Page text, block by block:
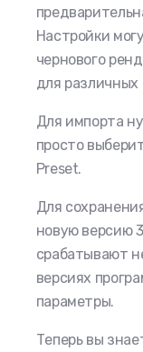
Настройки
чернового
для различных
Для импорта
просто
Preset.
Для
новую версию
срабатывают
версиях
параметры.
Теперь вы